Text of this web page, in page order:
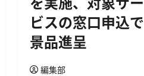
ビスの窓口申込で
景品進呈
編集部